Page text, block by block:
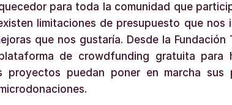
para toda la comunidad que
limitaciones de presupuesto que nos
que nos gustaría. Desde la Fundación
de crowdfunding gratuita para
puedan poner en marcha sus